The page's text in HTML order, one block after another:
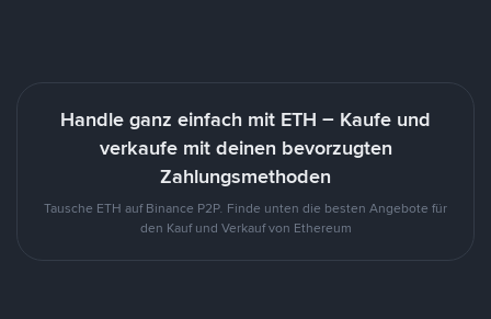
Handle ganz einfach mit ETH – Kaufe und
verkaufe mit deinen bevorzugten
Zahlungsmethoden
Tausche ETH auf Binance P2P. Finde unten die besten Angebote für
den Kauf und Verkauf von Ethereum